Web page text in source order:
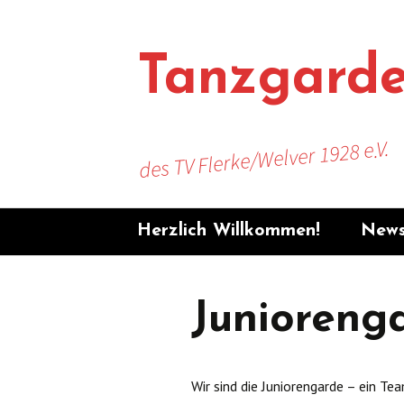
des TV Flerke/Welver 1928 e.V.
Herzlich Willkommen!
TV
Wir sind die Juniorengarde – ein